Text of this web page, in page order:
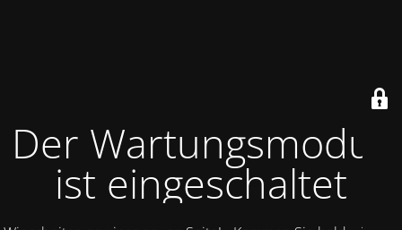
Der Wartungsmodus
ist eingeschaltet